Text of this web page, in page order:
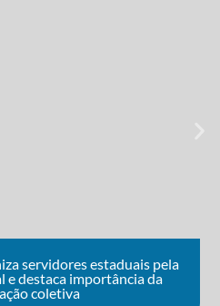
servidores estaduais pela
e destaca importância da
coletiva